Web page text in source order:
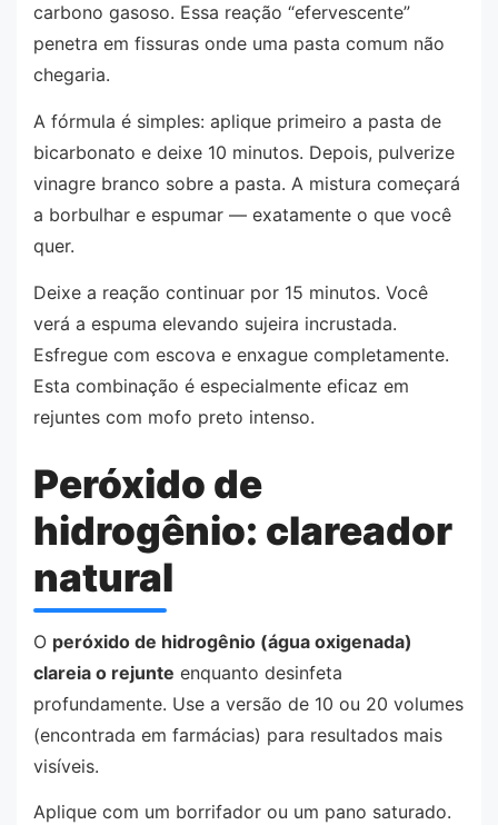
carbono gasoso. Essa reação “efervescente”
penetra em fissuras onde uma pasta comum não
chegaria.
A fórmula é simples: aplique primeiro a pasta de
bicarbonato e deixe 10 minutos. Depois, pulverize
vinagre branco sobre a pasta. A mistura começará
a borbulhar e espumar — exatamente o que você
quer.
Deixe a reação continuar por 15 minutos. Você
verá a espuma elevando sujeira incrustada.
Esfregue com escova e enxague completamente.
Esta combinação é especialmente eficaz em
rejuntes com mofo preto intenso.
Peróxido de
hidrogênio: clareador
natural
O peróxido de hidrogênio (água oxigenada)
clareia o rejunte enquanto desinfeta
profundamente. Use a versão de 10 ou 20 volumes
(encontrada em farmácias) para resultados mais
visíveis.
Aplique com um borrifador ou um pano saturado.